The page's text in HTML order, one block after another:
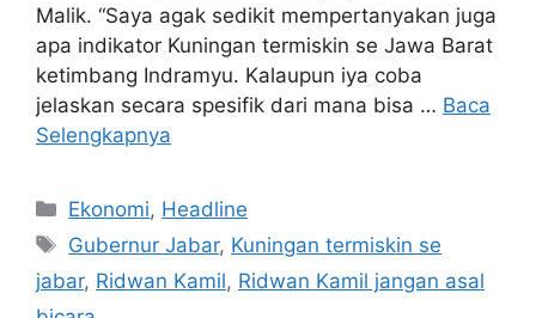
Malik. “Saya agak sedikit mempertanyakan juga
apa indikator Kuningan termiskin se Jawa Barat
ketimbang Indramyu. Kalaupun iya coba
jelaskan secara spesifik dari mana bisa … Baca
Selengkapnya
Kategori
Ekonomi, Headline
Tag
Gubernur Jabar, Kuningan termiskin se
jabar, Ridwan Kamil, Ridwan Kamil jangan asal